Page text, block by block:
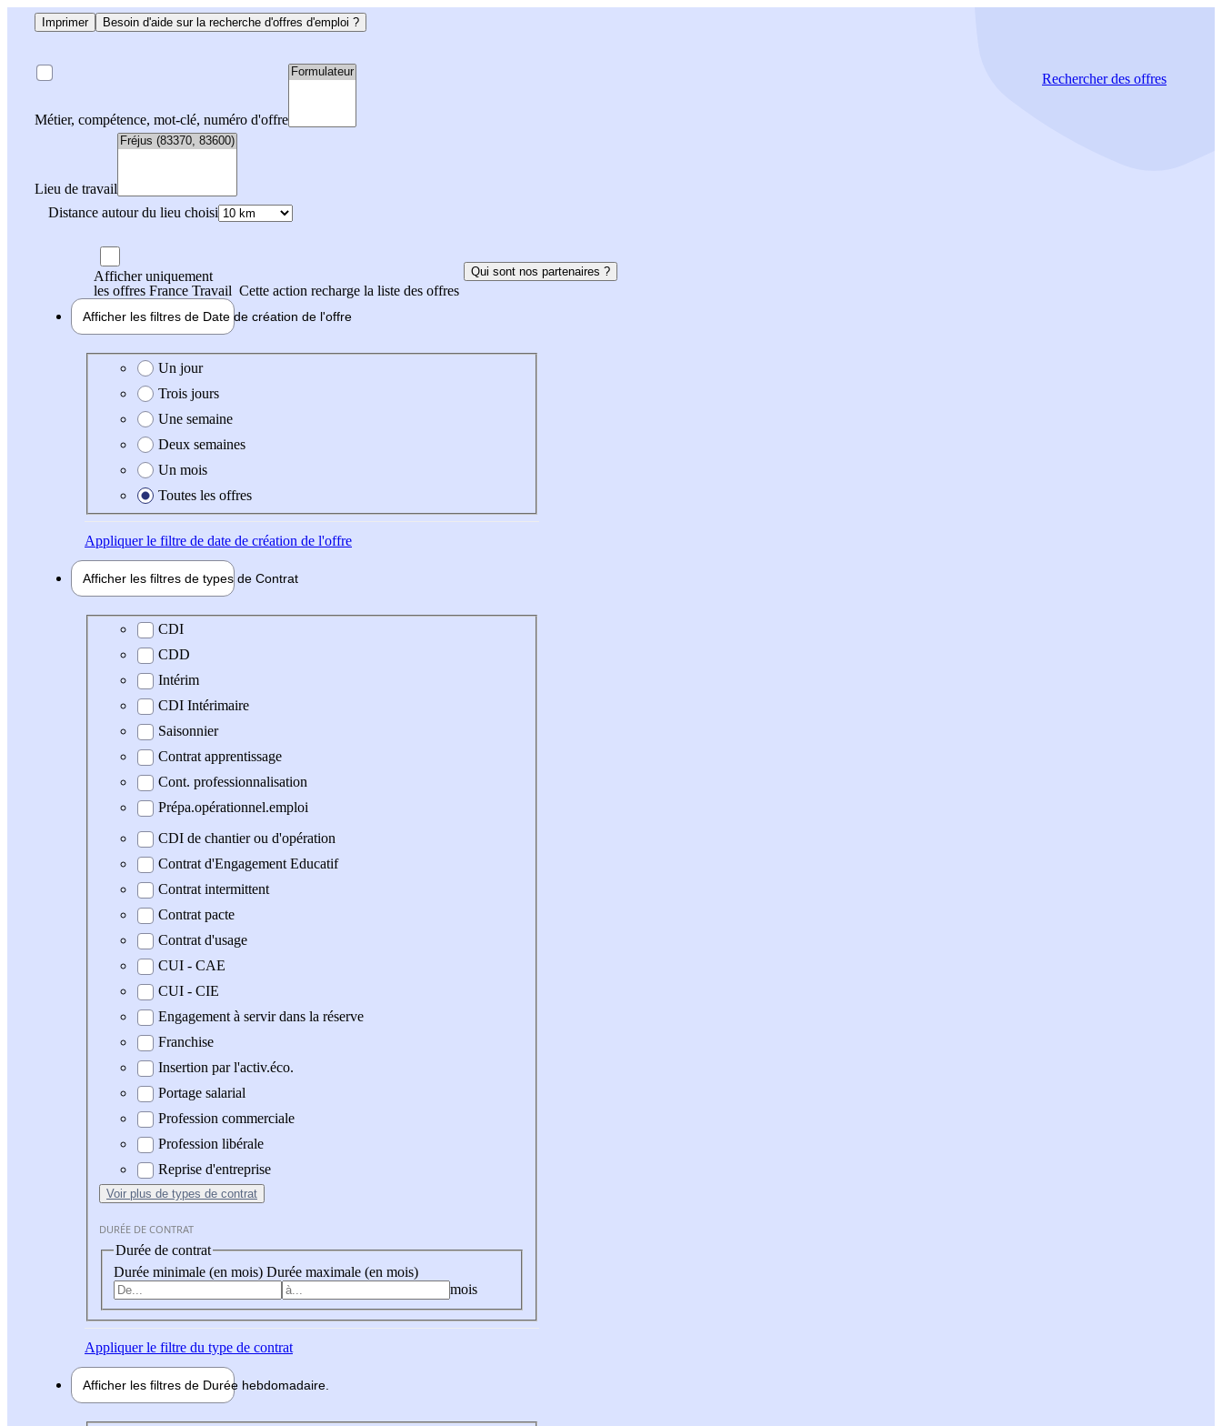
Imprimer Besoin d'aide sur la recherche d'offres d'emploi ?
Métier, compétence, mot-clé, numéro d'offre
Lieu de travail
Distance autour du lieu choisi
Rechercherdes offres
Afficher uniquement
les offres France Travail Cette action recharge la liste des offres
Qui sont nos partenaires ?
Afficher les filtres de Date de création de l'offre
Date de création de l'offre
Un jour
Trois jours
Une semaine
Deux semaines
Un mois
Toutes les offres
Appliquerle filtre de date de création de l'offre
Afficher les filtres de types de Contrat
Type de contrat
CDI
CDD
Intérim
CDI Intérimaire
Saisonnier
Contrat apprentissage
Cont. professionnalisation
Prépa.opérationnel.emploi
CDI de chantier ou d'opération
Contrat d'Engagement Educatif
Contrat intermittent
Contrat pacte
Contrat d'usage
CUI - CAE
CUI - CIE
Engagement à servir dans la réserve
Franchise
Insertion par l'activ.éco.
Portage salarial
Profession commerciale
Profession libérale
Reprise d'entreprise
Voir plus de types de contrat
DURÉE DE CONTRAT
Durée de contrat
Durée minimale (en mois) Durée maximale (en mois)
mois
Appliquerle filtre du type de contrat
Afficher les filtres de Durée hebdomadaire